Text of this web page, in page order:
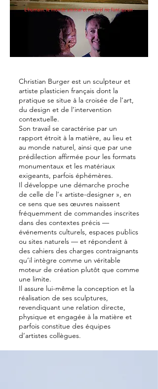
Christian Burger est un sculpteur et
artiste plasticien français dont la
pratique se situe à la croisée de l’art,
du design et de l’intervention
contextuelle.
Son travail se caractérise par un
rapport étroit à la matière, au lieu et
au monde naturel, ainsi que par une
prédilection affirmée pour les formats
monumentaux et les matériaux
exigeants, parfois éphémères.
Il développe une démarche proche
de celle de l’« artiste-designer », en
ce sens que ses œuvres naissent
fréquemment de commandes inscrites
dans des contextes précis —
événements culturels, espaces publics
ou sites naturels — et répondent à
des cahiers des charges contraignants
qu’il intègre comme un véritable
moteur de création plutôt que comme
une limite.
Il assure lui-même la conception et la
réalisation de ses sculptures,
revendiquant une relation directe,
physique et engagée à la matière et
parfois constitue des équipes
d’artistes collègues.